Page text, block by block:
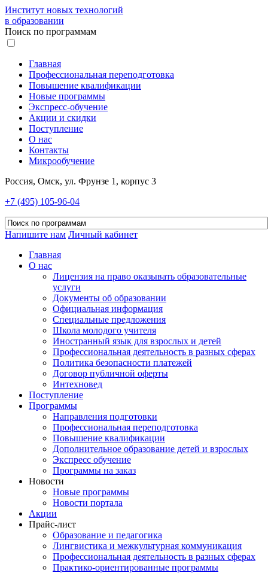
Институт новых технологий
в образовании
Поиск по программам
Главная
Профессиональная переподготовка
Повышение квалификации
Новые программы
Экспресс-обучение
Акции и скидки
Поступление
О нас
Контакты
Микрообучение
Россия, Омск, ул. Фрунзе 1, корпус 3
+7 (495) 105-96-04
Напишите нам Личный кабинет
Главная
О нас
Лицензия на право оказывать образовательные
услуги
Документы об образовании
Официальная информация
Специальные предложения
Школа молодого учителя
Иностранный язык для взрослых и детей
Профессиональная деятельность в разных сферах
Политика безопасности платежей
Договор публичной оферты
Интехновед
Поступление
Программы
Направления подготовки
Профессиональная переподготовка
Повышение квалификации
Дополнительное образование детей и взрослых
Экспресс обучение
Программы на заказ
Новости
Новые программы
Новости портала
Акции
Прайс-лист
Образование и педагогика
Лингвистика и межкультурная коммуникация
Профессиональная деятельность в разных сферах
Практико-ориентированные программы